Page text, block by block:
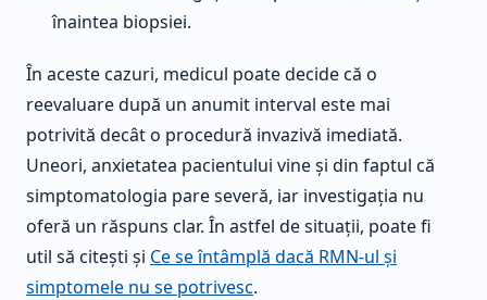
înaintea biopsiei.
În aceste cazuri, medicul poate decide că o
reevaluare după un anumit interval este mai
potrivită decât o procedură invazivă imediată.
Uneori, anxietatea pacientului vine și din faptul că
simptomatologia pare severă, iar investigația nu
oferă un răspuns clar. În astfel de situații, poate fi
util să citești și Ce se întâmplă dacă RMN-ul și
simptomele nu se potrivesc.